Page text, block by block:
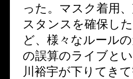
った。マスク着用
スタンスを確保し
ど、様々なルール
の誤算のライブと
川裕宇が下りてき